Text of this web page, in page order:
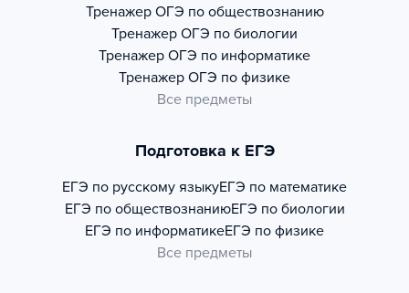
Тренажер ОГЭ по обществознанию
Тренажер ОГЭ по биологии
Тренажер ОГЭ по информатике
Тренажер ОГЭ по физике
Все предметы
Подготовка к ЕГЭ
ЕГЭ по русскому языкуЕГЭ по математике
ЕГЭ по обществознаниюЕГЭ по биологии
ЕГЭ по информатикеЕГЭ по физике
Все предметы